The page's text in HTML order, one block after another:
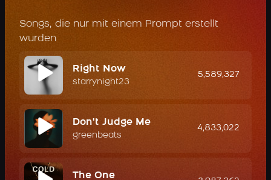
Songs, die nur mit einem Prompt erstellt
wurden
Right Now
starrynight23
5,589,327
Don't Judge Me
greenbeats
4,833,022
The One